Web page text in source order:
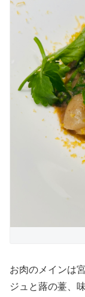
お肉のメインは
ジュと蕗の薹、